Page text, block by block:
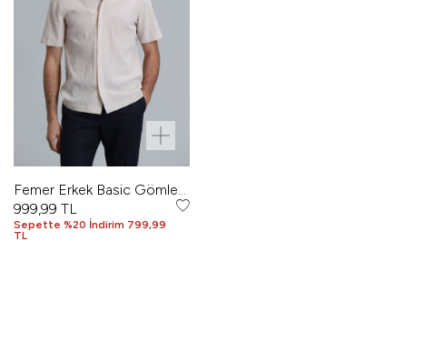
Femer Erkek Basic Gömlek
Regular Fit Bej
999,99 TL
Sepette %20 İndirim 799,99
TL